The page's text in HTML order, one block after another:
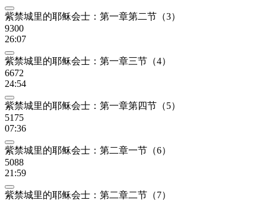
紫禁城里的耶稣会士：第一章第二节（3）
9300
26:07
紫禁城里的耶稣会士：第一章三节（4）
6672
24:54
紫禁城里的耶稣会士：第一章第四节（5）
5175
07:36
紫禁城里的耶稣会士：第二章一节（6）
5088
21:59
紫禁城里的耶稣会士：第二章二节（7）